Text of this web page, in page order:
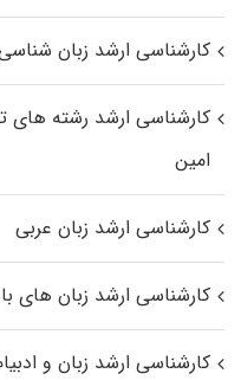
کارشناسی ارشد زبان
کارشناسی ارشد رﺷﺘﻪ ﻫﺎی
اﻣﻴﻦ
کارشناسی ارشد زبان عربی
کارشناسی ارشد زبان‌ های
کارشناسی ارشد زبان و